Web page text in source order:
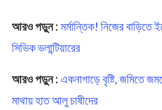
আরও পড়ুন : মর্মান্তিক! নিজের
সিভিক ভলান্টিয়ারের
আরও পড়ুন : একনাগাড়ে বৃষ্টি, জমিতে
মাথায় হাত আলু চাষীদের